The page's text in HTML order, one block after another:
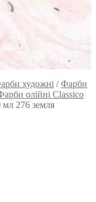
художні /Фарби
олійні Classico
мл 276 земля